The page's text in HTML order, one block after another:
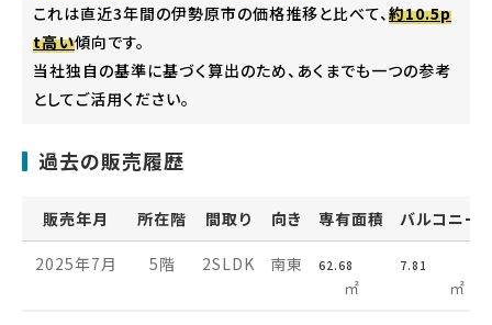
これは直近3年間の伊勢原市の価格推移と比べて、 約10.5p
t高い傾向です。
当社独自の基準に基づく算出のため、あくまでも一つの参考
としてご活用ください。
過去の販売履歴
販売年月 所在階 間取り 向き 専有面積 バルコニー
2025年7月 5階 2SLDK 南東 62.68
㎡
7.81
㎡